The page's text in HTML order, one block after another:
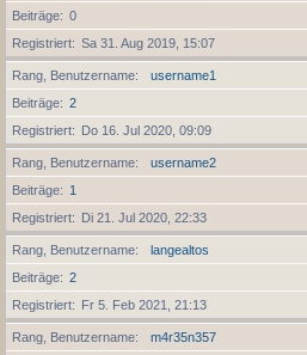
Beiträge
0
Registriert
Sa 31. Aug 2019, 15:07
Rang, Benutzername
username1
Beiträge
2
Registriert
Do 16. Jul 2020, 09:09
Rang, Benutzername
username2
Beiträge
1
Registriert
Di 21. Jul 2020, 22:33
Rang, Benutzername
langealtos
Beiträge
2
Registriert
Fr 5. Feb 2021, 21:13
Rang, Benutzername
m4r35n357